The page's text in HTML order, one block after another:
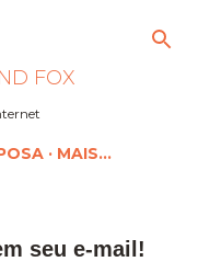
o conteúdo
FOX
MAIS…
seu e-mail!